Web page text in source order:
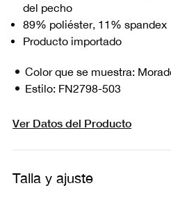
del pecho
89% poliéster, 11% spandex
Producto importado
Color que se muestra:
Estilo: FN2798-503
Ver Datos del Producto
Talla y ajuste